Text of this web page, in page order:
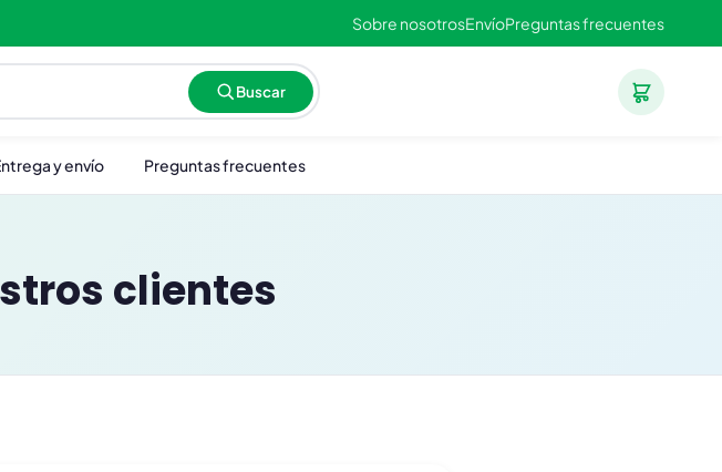
Sobre nosotrosEnvíoPreguntas frecuentes
Buscar
y envío Preguntas frecuentes
clientes